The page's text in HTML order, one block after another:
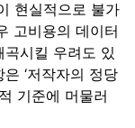
현실적으로 불가
고비용의 데이터
시킬 우려도 있
‘저작자의 정당
기준에 머물러